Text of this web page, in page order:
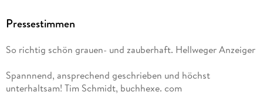
Pressestimmen
So richtig schön grauen- und zauberhaft. Hellweger Anzeiger
Spannnend, ansprechend geschrieben und höchst
unterhaltsam! Tim Schmidt, buchhexe. com